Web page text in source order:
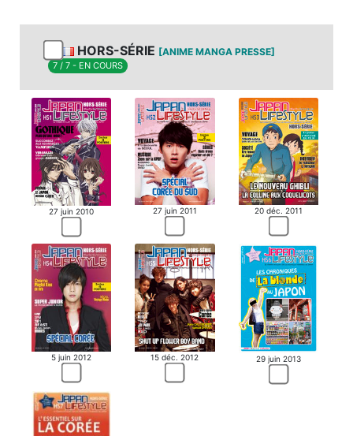
HORS-SÉRIE [ANIME MANGA PRESSE]
7 / 7 - EN COURS
27 juin 2010 27 juin 2011 20 déc. 2011
5 juin 2012 15 déc. 2012 29 juin 2013